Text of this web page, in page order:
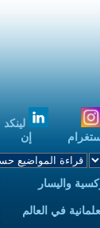
لينكد
إن
واليسار
في العالم